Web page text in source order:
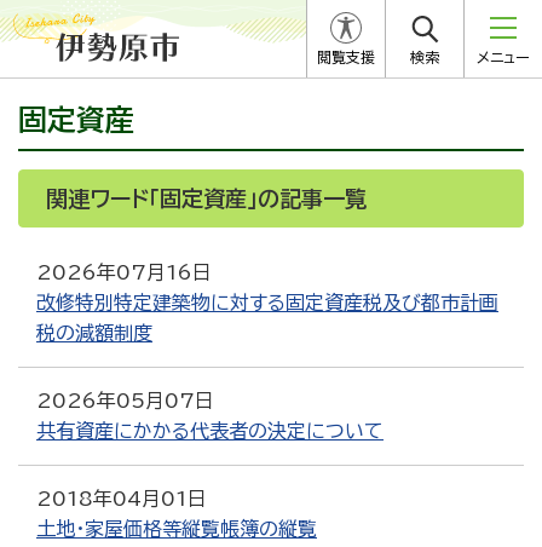
閲覧支援 検索 メニュー
固定資産
関連ワード「固定資産」の記事一覧
2026年07月16日
改修特別特定建築物に対する固定資産税及び都市計画
税の減額制度
2026年05月07日
共有資産にかかる代表者の決定について
2018年04月01日
土地・家屋価格等縦覧帳簿の縦覧